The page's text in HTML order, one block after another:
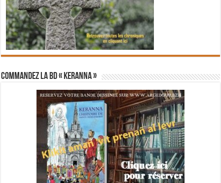
Commandez la BD « Keranna »